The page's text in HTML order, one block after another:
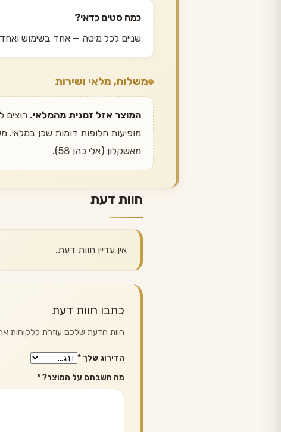
כמה סטים כדאי?
שניים לכל מיטה — אחד בשימוש
משלוח, מלאי ושירות
המוצר אזל זמנית מהמלאי.
מאשקלון (אלי כהן 58).
חוות דעת
אין עדיין חוות דעת.
כתבו חוות דעת
חוות הדעת שלכם עוזרת ללקוחות
הדירוג שלך*
מה חשבתם על המוצר?*